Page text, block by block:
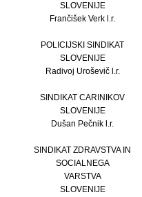
SLOVENIJE
Frančišek Verk l.r.
POLICIJSKI SINDIKAT
SLOVENIJE
Radivoj Uroševič l.r.
SINDIKAT CARINIKOV
SLOVENIJE
Dušan Pečnik l.r.
SINDIKAT ZDRAVSTVA IN
SOCIALNEGA
VARSTVA
SLOVENIJE